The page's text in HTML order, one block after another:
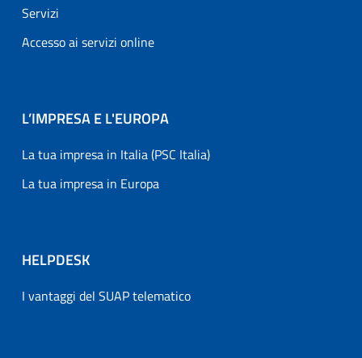
Servizi
Accesso ai servizi online
L’IMPRESA E L'EUROPA
La tua impresa in Italia (PSC Italia)
La tua impresa in Europa
HELPDESK
I vantaggi del SUAP telematico